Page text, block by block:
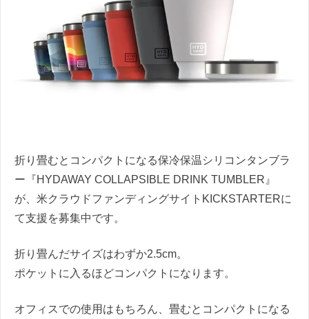
折り畳むとコンパクトになる保冷保温シリコンタンブラ
ー『HYDAWAY COLLAPSIBLE DRINK TUMBLER』
が、米クラウドファンディングサイトKICKSTARTERに
て支援を募集中です。
折り畳んだサイズはわずか2.5cm。
ポケットに入るほどコンパクトになります。
オフィスでの使用はもちろん、畳むとコンパクトになる